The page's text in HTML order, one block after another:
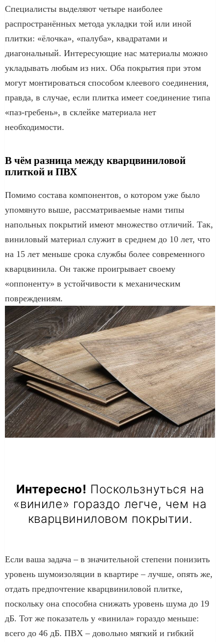
Специалисты выделяют четыре наиболее
распространённых метода укладки той или иной
плитки: «ёлочка», «палуба», квадратами и
диагональный. Интересующие нас материалы можно
укладывать любым из них. Оба покрытия при этом
могут монтироваться способом клеевого соединения,
правда, в случае, если плитка имеет соединение типа
«паз-гребень», в склейке материала нет
необходимости.
В чём разница между кварцвиниловой
плиткой и ПВХ
Помимо состава компонентов, о котором уже было
упомянуто выше, рассматриваемые нами типы
напольных покрытий имеют множество отличий. Так,
виниловый материал служит в среднем до 10 лет, что
на 15 лет меньше срока службы более современного
кварцвинила. Он также проигрывает своему
«оппоненту» в устойчивости к механическим
повреждениям.
Интересно! Поскользнуться на
«виниле» гораздо легче, чем на
кварцвиниловом покрытии.
Если ваша задача – в значительной степени понизить
уровень шумоизоляции в квартире – лучше, опять же,
отдать предпочтение кварцвиниловой плитке,
поскольку она способна снижать уровень шума до 19
дБ. Тот же показатель у «винила» гораздо меньше:
всего до 46 дБ. ПВХ – довольно мягкий и гибкий